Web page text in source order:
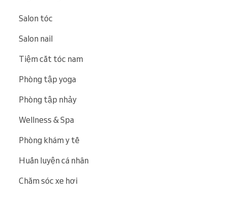
Salon tóc
Salon nail
Tiệm cắt tóc nam
Phòng tập yoga
Phòng tập nhảy
Wellness & Spa
Phòng khám y tế
Huấn luyện cá nhân
Chăm sóc xe hơi